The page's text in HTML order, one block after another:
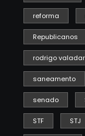
reforma
Republicanos
rodrigo
saneamento
senado
STF STJ